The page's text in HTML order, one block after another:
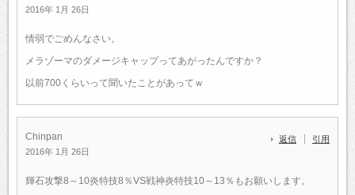
2016年 1月 26日
情弱でごめんなさい。
メラゾーマのダメージキャップってあがったんですか？
以前700くらいって聞いたことがあってｗ
Chinpan
2016年 1月 26日
返信 引用
輝石攻撃8～10炎特技8％VS戦神炎特技10～13％もお願いします。